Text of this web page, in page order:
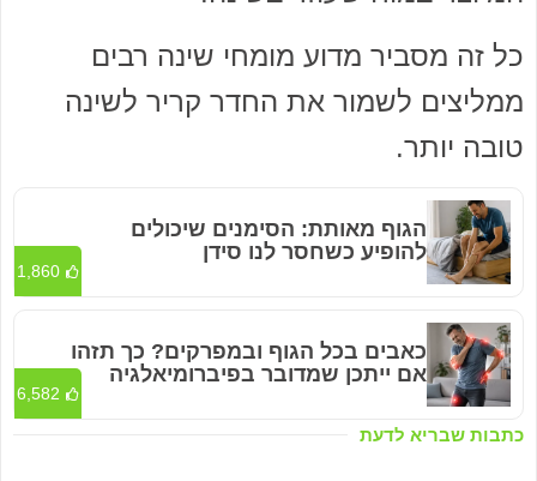
כל זה מסביר מדוע מומחי שינה רבים
ממליצים לשמור את החדר קריר לשינה
טובה יותר.
כתבות שבריא לדעת
הגוף מאותת: הסימנים שיכולים
להופיע כשחסר לנו סידן
1,860
כאבים בכל הגוף ובמפרקים? כך תזהו
אם ייתכן שמדובר בפיברומיאלגיה
6,582